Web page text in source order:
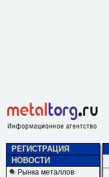
РЕГИСТРАЦИЯ
НОВОСТИ
Рынка металлов